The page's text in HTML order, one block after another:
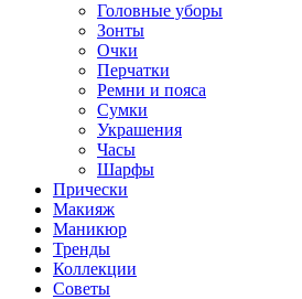
Головные уборы
Зонты
Очки
Перчатки
Ремни и пояса
Сумки
Украшения
Часы
Шарфы
Прически
Макияж
Маникюр
Тренды
Коллекции
Советы